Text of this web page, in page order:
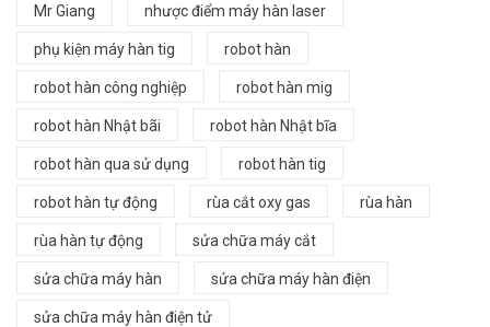
Mr Giang nhược điểm máy hàn laser
phụ kiện máy hàn tig robot hàn
robot hàn công nghiệp robot hàn mig
robot hàn Nhật bãi robot hàn Nhật bĩa
robot hàn qua sử dụng robot hàn tig
robot hàn tự động rùa cắt oxy gas rùa hàn
rùa hàn tự động sửa chữa máy cắt
sửa chữa máy hàn sửa chữa máy hàn điện
sửa chữa máy hàn điện tử